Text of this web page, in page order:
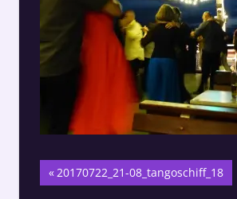
Beitragsnavigation
Vorheriger
Beitrag:
20170722_21-08_tangoschiff_18